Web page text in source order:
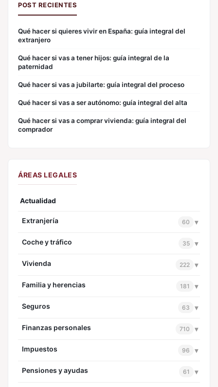
POST RECIENTES
Qué hacer si quieres vivir en España: guía integral del
extranjero
Qué hacer si vas a tener hijos: guía integral de la
paternidad
Qué hacer si vas a jubilarte: guía integral del proceso
Qué hacer si vas a ser autónomo: guía integral del alta
Qué hacer si vas a comprar vivienda: guía integral del
comprador
ÁREAS LEGALES
Actualidad
Extranjería 60 ▾
Coche y tráfico 35 ▾
Vivienda 222 ▾
Familia y herencias 181 ▾
Seguros 63 ▾
Finanzas personales 710 ▾
Impuestos 96 ▾
Pensiones y ayudas 61 ▾